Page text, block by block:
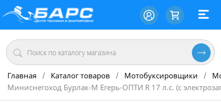
Главная / Каталог товаров / Мотобуксировщики /
Миниснегоход Бурлак-М Егерь-ОПТИ R 17 л.с. (с